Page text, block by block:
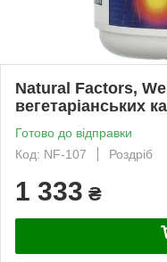
Natural Factors,
вегетаріанських
Готово до відправки
Код: NF-107
Роздріб
1 333 ₴